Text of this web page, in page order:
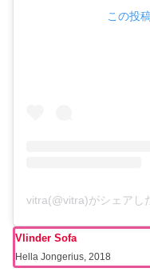
この投
vitra(@vitra)がシェアし
Vlinder Sofa
Hella Jongerius, 2018